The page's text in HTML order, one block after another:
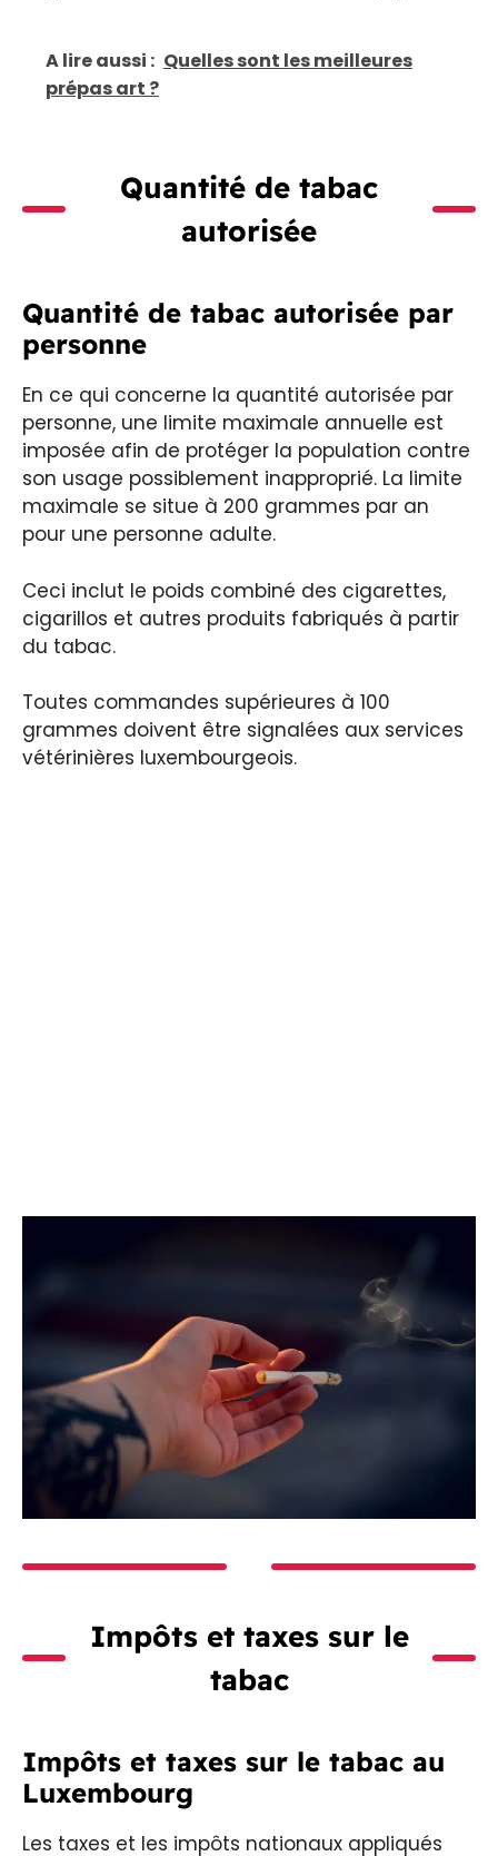
A lire aussi : Quelles sont les meilleures
prépas art ?
Quantité de tabac
autorisée
Quantité de tabac autorisée par
personne
En ce qui concerne la quantité autorisée par
personne, une limite maximale annuelle est
imposée afin de protéger la population contre
son usage possiblement inapproprié. La limite
maximale se situe à 200 grammes par an
pour une personne adulte.
Ceci inclut le poids combiné des cigarettes,
cigarillos et autres produits fabriqués à partir
du tabac.
Toutes commandes supérieures à 100
grammes doivent être signalées aux services
vétérinières luxembourgeois.
Impôts et taxes sur le
tabac
Impôts et taxes sur le tabac au
Luxembourg
Les taxes et les impôts nationaux appliqués